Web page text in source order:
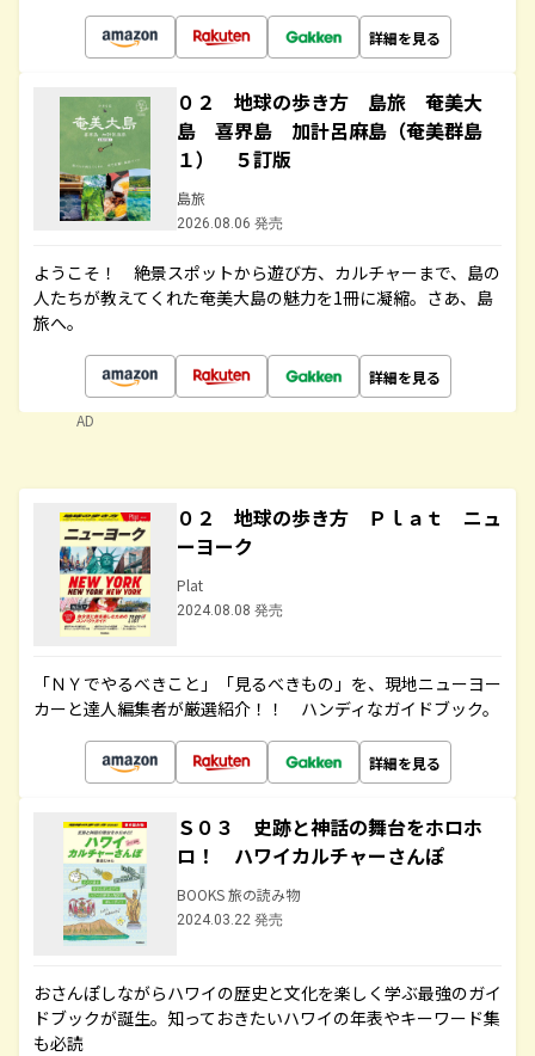
詳細を見る
０２ 地球の歩き方 島旅 奄美大
島 喜界島 加計呂麻島（奄美群島
１） ５訂版
島旅
2026.08.06 発売
ようこそ！ 絶景スポットから遊び方、カルチャーまで、島の
人たちが教えてくれた奄美大島の魅力を1冊に凝縮。さあ、島
旅へ。
詳細を見る
AD
０２ 地球の歩き方 Ｐｌａｔ ニュ
ーヨーク
Plat
2024.08.08 発売
「ＮＹでやるべきこと」「見るべきもの」を、現地ニューヨー
カーと達人編集者が厳選紹介！！ ハンディなガイドブック。
詳細を見る
Ｓ０３ 史跡と神話の舞台をホロホ
ロ！ ハワイカルチャーさんぽ
BOOKS 旅の読み物
2024.03.22 発売
おさんぽしながらハワイの歴史と文化を楽しく学ぶ最強のガイ
ドブックが誕生。知っておきたいハワイの年表やキーワード集
も必読